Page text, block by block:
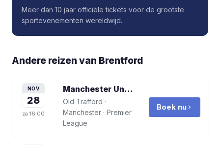
Meer dan 10 jaar officiële tickets voor de grootste
sportevenementen wereldwijd.
Andere reizen van Brentford
NOV
28
za 16:00
Manchester United vs Brentford
Old Trafford ·
Manchester · Premier
League
Boek nu